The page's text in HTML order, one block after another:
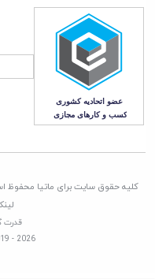
هرگونه کالای غیر اصل به انبار ماتیا به
همچنین در راستای قیمت گذاری، هدف
و رقابتی می باشد. چرا که برای باقی
که این امر جز با همراهی و بدست
کلیه حقوق سایت برای ماتیا محفوظ
قدرت
- 2026